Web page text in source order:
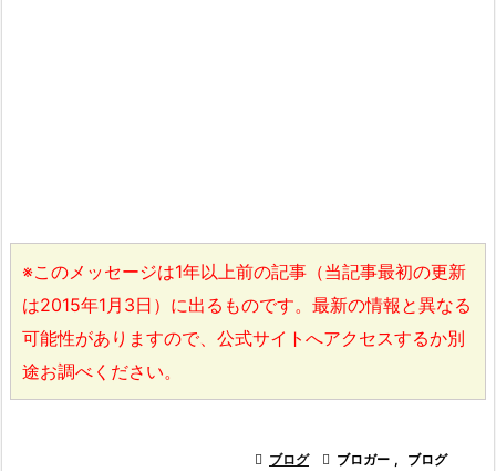
※このメッセージは1年以上前の記事（当記事最初の更新
は2015年1月3日）に出るものです。最新の情報と異なる
可能性がありますので、公式サイトへアクセスするか別
途お調べください。
 ブログ  ブロガー , ブログ